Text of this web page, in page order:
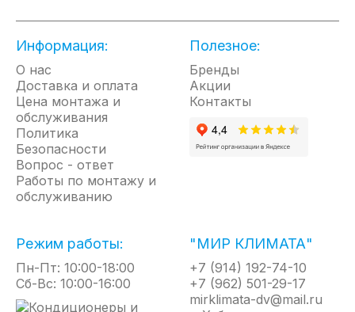
Информация:
О нас
Доставка и оплата
Цена монтажа и
обслуживания
Политика
Безопасности
Вопрос - ответ
Работы по монтажу и
обслуживанию
Полезное:
Бренды
Акции
Контакты
Режим работы:
Пн-Пт: 10:00-18:00
Сб-Вс: 10:00-16:00
"МИР КЛИМАТА"
+7 (914) 192-74-10
+7 (962) 501-29-17
mirklimata-dv@mail.ru